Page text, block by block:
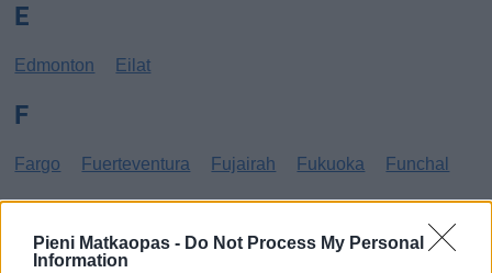
Pieni Matkaopas - Do Not Process My Personal
Information
E
Edmonton Eilat
F
Fargo Fuerteventura Fujairah Fukuoka Funchal
Gibraltar Gran Canaria